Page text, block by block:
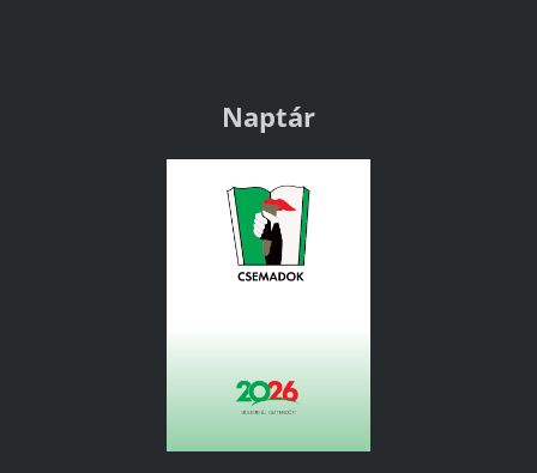
Naptár